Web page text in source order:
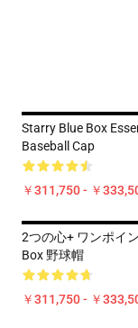
Starry Blue Box
Baseball Cap
￥311,750 - ￥
2つの心+ ワンポイ
Box 野球帽
￥311,750 - ￥